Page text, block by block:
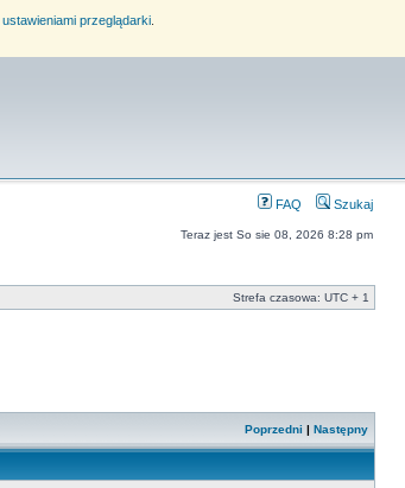
ustawieniami przeglądarki.
FAQ Szukaj
Teraz jest So sie 08, 2026 8:28 pm
Strefa czasowa: UTC + 1
Poprzedni | Następny